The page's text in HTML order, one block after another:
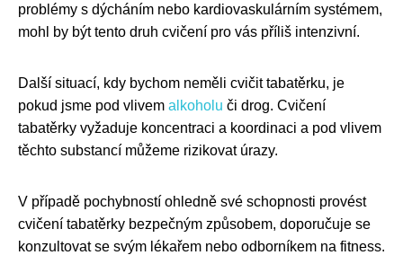
problémy s dýcháním nebo kardiovaskulárním systémem,
mohl by být tento druh cvičení pro vás příliš intenzivní.
Další situací, kdy bychom neměli cvičit tabatěrku, je
pokud jsme pod vlivem alkoholu či drog. Cvičení
tabatěrky vyžaduje koncentraci a koordinaci a pod vlivem
těchto substancí můžeme rizikovat úrazy.
V případě pochybností ohledně své schopnosti provést
cvičení tabatěrky bezpečným způsobem, doporučuje se
konzultovat se svým lékařem nebo odborníkem na fitness.